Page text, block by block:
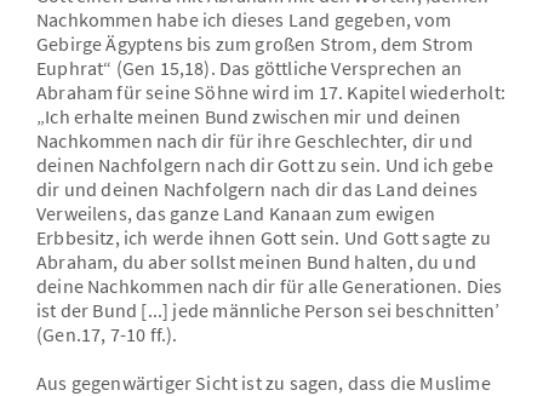
Nachkommen habe ich dieses Land gegeben, vom
Gebirge Ägyptens bis zum großen Strom, dem Strom
Euphrat“ (Gen 15,18). Das göttliche Versprechen an
Abraham für seine Söhne wird im 17. Kapitel wiederholt:
„Ich erhalte meinen Bund zwischen mir und deinen
Nachkommen nach dir für ihre Geschlechter, dir und
deinen Nachfolgern nach dir Gott zu sein. Und ich gebe
dir und deinen Nachfolgern nach dir das Land deines
Verweilens, das ganze Land Kanaan zum ewigen
Erbbesitz, ich werde ihnen Gott sein. Und Gott sagte zu
Abraham, du aber sollst meinen Bund halten, du und
deine Nachkommen nach dir für alle Generationen. Dies
ist der Bund [...] jede männliche Person sei beschnitten’
(Gen.17, 7-10 ff.).
Aus gegenwärtiger Sicht ist zu sagen, dass die Muslime